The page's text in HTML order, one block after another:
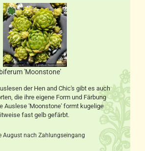
'Moonstone'
der Hen and Chic's gibt es auch
die ihre eigene Form und Färbung
Auslese 'Moonstone' formt kugelige
fast gelb gefärbt.
August nach Zahlungseingang